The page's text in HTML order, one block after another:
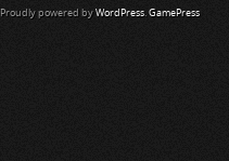
Proudly powered by WordPress. GamePress